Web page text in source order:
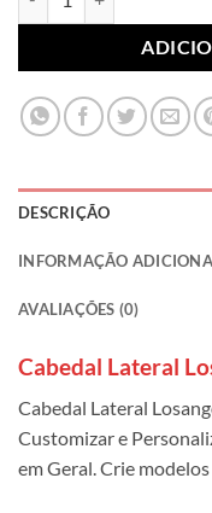
DESCRIÇÃO
INFORMAÇÃO
AVALIAÇÕES (0)
Cabedal Lateral
Cabedal Lateral
Customizar e
em Geral. Crie